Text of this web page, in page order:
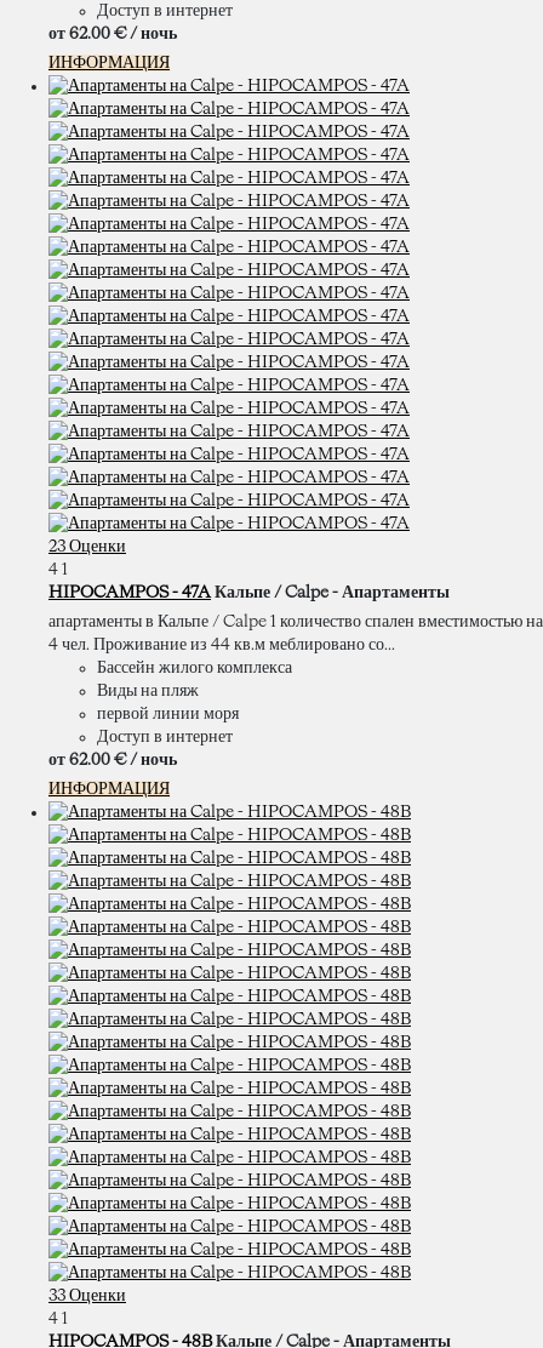
Доступ в интернет
от 62.00 € / ночь
ИНФОРМАЦИЯ
23 Оценки
4 1
HIPOCAMPOS - 47A Кальпе / Calpe - Апартаменты
апартаменты в Кальпе / Calpe 1 количество спален вместимостью на
4 чел. Проживание из 44 кв.м меблировано со...
Бассейн жилого комплекса
Виды на пляж
первой линии моря
Доступ в интернет
от 62.00 € / ночь
ИНФОРМАЦИЯ
33 Оценки
4 1
HIPOCAMPOS - 48B Кальпе / Calpe - Апартаменты